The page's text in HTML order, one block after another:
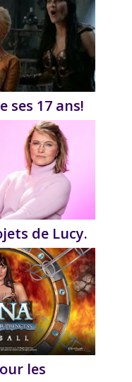
ses 17 ans!
de Lucy.
les